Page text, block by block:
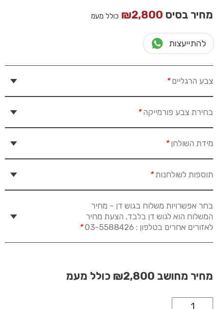
מחיר בסיס ₪2,800 כולל מעמ
להתייעצות
צבע הרגליים*
בחירת צבע פורמייקה*
מידת השולחן*
תוספות לשולחנות*
בחר אפשרויות משלוח בגוש דן – מחיר
המשלוח הוא לגוש דן בלבד, הצעת מחיר
לאזורים אחרים בטלפון : 03-5588426
*
מחיר מחושב ₪2,800 כולל מעמ